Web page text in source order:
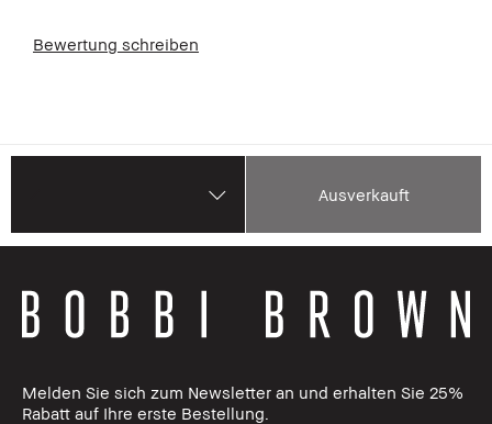
Bewertung schreiben
Ausverkauft
Melden Sie sich zum Newsletter an und erhalten Sie 25%
Rabatt auf Ihre erste Bestellung.